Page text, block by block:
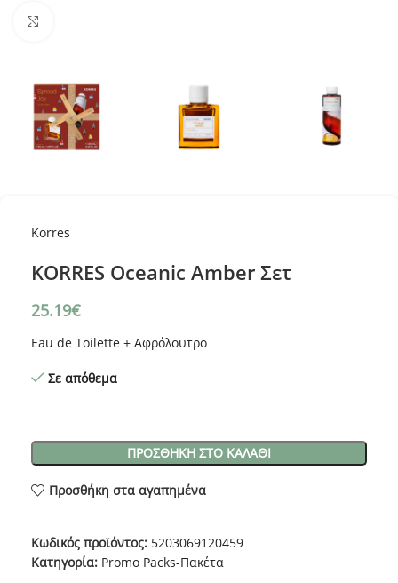
Korres
KORRES Oceanic Amber Σετ
25.19€
Eau de Toilette + Αφρόλουτρο
Σε απόθεμα
ΠΡΟΣΘΉΚΗ ΣΤΟ ΚΑΛΆΘΙ
Προσθήκη στα αγαπημένα
Κωδικός προϊόντος: 5203069120459
Κατηγορία: Promo Packs-Πακέτα